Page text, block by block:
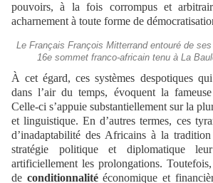
pouvoirs, à la fois corrompus et
acharnement à toute forme de
Le Français François Mitterrand entouré de
16e sommet franco-africain tenu à La
À cet égard, ces systèmes despotiques
dans l’air du temps, évoquent la
Celle-ci s’appuie substantiellement sur la
et linguistique. En d’autres termes, ces
d’inadaptabilité des Africains à la
stratégie politique et diplomatique
artificiellement les prolongations.
de conditionnalitééconomique et